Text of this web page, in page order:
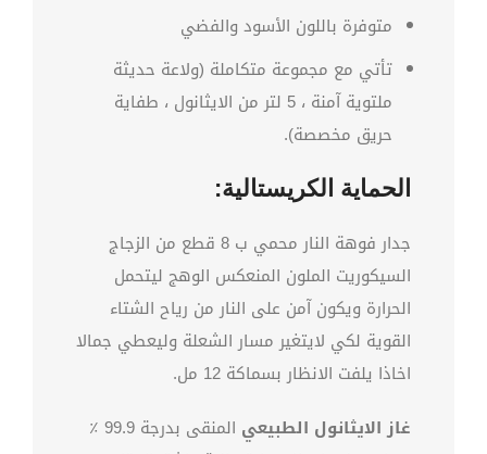
متوفرة باللون الأسود والفضي
تأتي مع مجموعة متكاملة (ولاعة حديثة
ملتوية آمنة ، 5 لتر من الايثانول ، طفاية
حريق مخصصة).
الحماية الكريستالية:
جدار فوهة النار محمي ب 8 قطع من الزجاج
السيكوريت الملون المنعكس الوهج ليتحمل
الحرارة ويكون آمن على النار من رياح الشتاء
القوية لكي لايتغير مسار الشعلة وليعطي جمالا
اخاذا يلفت الانظار بسماكة 12 مل.
غاز الايثانول الطبيعي
المنقى بدرجة 99.9 ٪